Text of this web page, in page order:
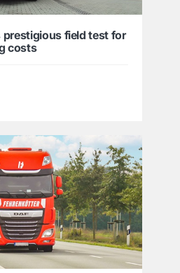
prestigious field test for
costs